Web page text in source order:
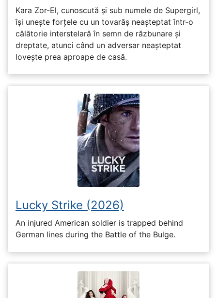
Kara Zor-El, cunoscută și sub numele de Supergirl,
își unește forțele cu un tovarăș neașteptat într-o
călătorie interstelară în semn de răzbunare și
dreptate, atunci când un adversar neașteptat
lovește prea aproape de casă.
Lucky Strike (2026)
An injured American soldier is trapped behind
German lines during the Battle of the Bulge.